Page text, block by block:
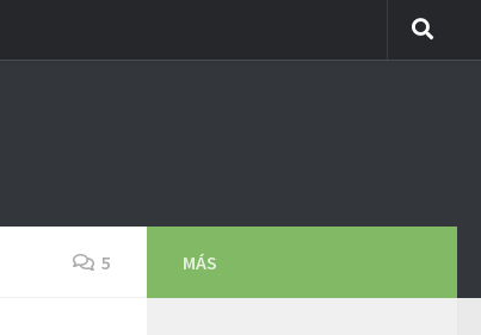
5 MÁS